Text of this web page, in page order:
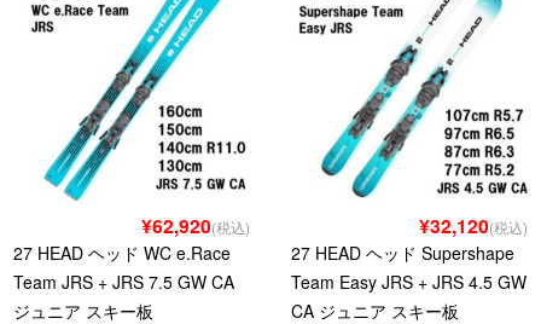
¥62,920(税込)
27 HEAD ヘッド WC e.Race
Team JRS + JRS 7.5 GW CA
ジュニア スキー板
¥32,120(税込)
27 HEAD ヘッド Supershape
Team Easy JRS + JRS 4.5 GW
CA ジュニア スキー板